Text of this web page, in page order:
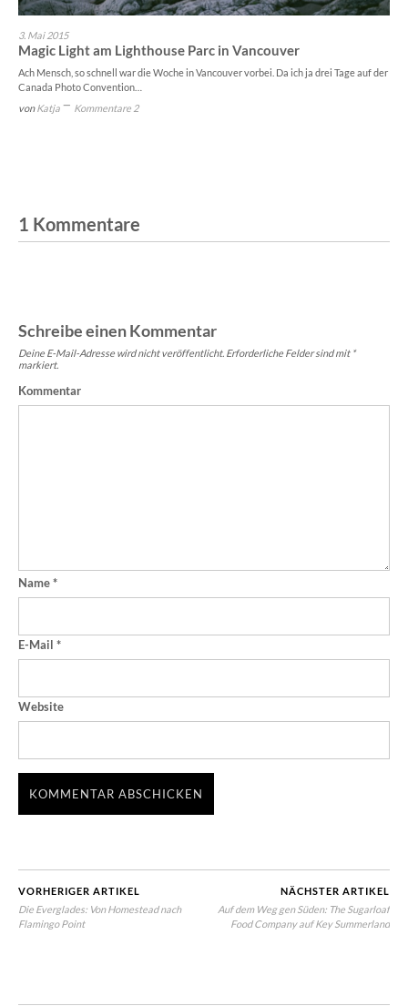
3. Mai 2015
Magic Light am Lighthouse Parc in Vancouver
Ach Mensch, so schnell war die Woche in Vancouver vorbei. Da ich ja drei Tage auf der
Canada Photo Convention…
vonKatja Kommentare 2
1 Kommentare
Schreibe einen Kommentar
Deine E-Mail-Adresse wird nicht veröffentlicht. Erforderliche Felder sind mit *
markiert.
Kommentar
Name*
E-Mail *
Website
VORHERIGER ARTIKEL
Die Everglades: Von Homestead nach
Flamingo Point
NÄCHSTER ARTIKEL
Auf dem Weg gen Süden: The Sugarloaf
Food Company auf Key Summerland